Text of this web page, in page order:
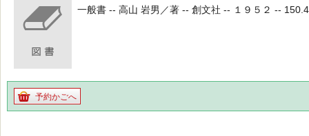
一般書 -- 高山 岩男／著 -- 創文社 -- １９５２ -- 150.4
予約かごへ